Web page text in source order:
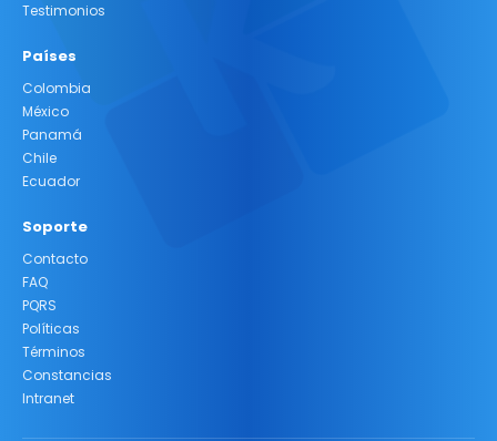
Testimonios
Países
Colombia
México
Panamá
Chile
Ecuador
Soporte
Contacto
FAQ
PQRS
Políticas
Términos
Constancias
Intranet